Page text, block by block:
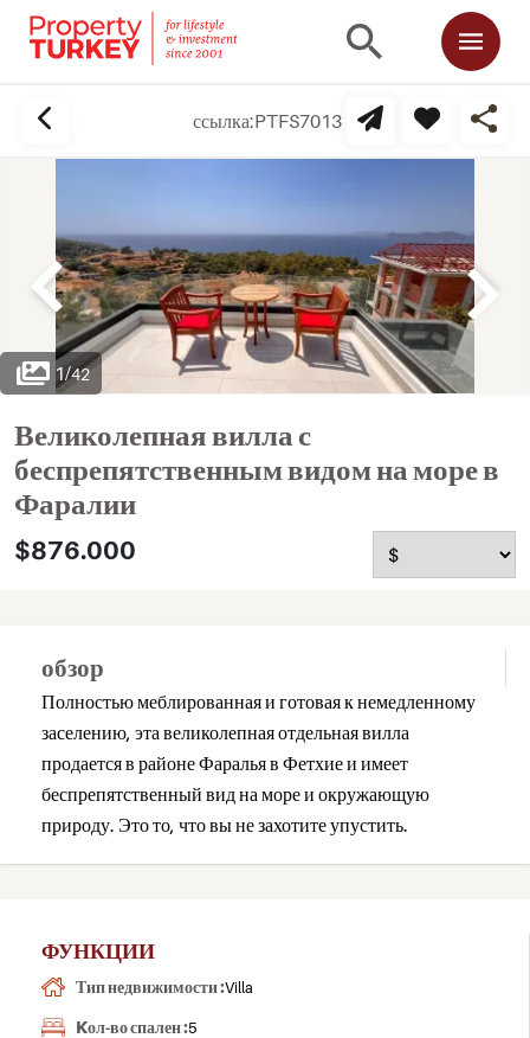
ссылка:PTFS7013
1/42
Великолепная вилла с
беспрепятственным видом на море в
Фаралии
$876.000
обзор
Полностью меблированная и готовая к немедленному
заселению, эта великолепная отдельная вилла
продается в районе Фаралья в Фетхие и имеет
беспрепятственный вид на море и окружающую
природу. Это то, что вы не захотите упустить.
ФУНКЦИИ
Тип недвижимости :Villa
Kол-во спален :5